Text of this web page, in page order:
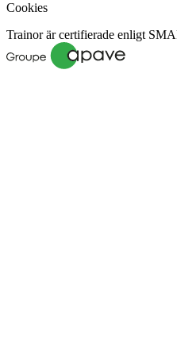
Cookies
Trainor är certifierade enligt